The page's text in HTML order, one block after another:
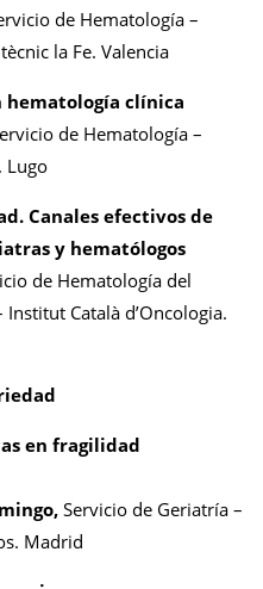
de Hematología –
la Fe. Valencia
hematología clínica
de Hematología –
Lugo
Canales efectivos de
y hematólogos
de Hematología del
Català d’Oncologia.
en fragilidad
Servicio de Geriatría –
Madrid